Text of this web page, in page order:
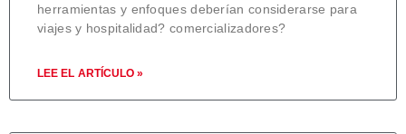
herramientas y enfoques deberían considerarse para
viajes y hospitalidad? comercializadores?
LEE EL ARTÍCULO »